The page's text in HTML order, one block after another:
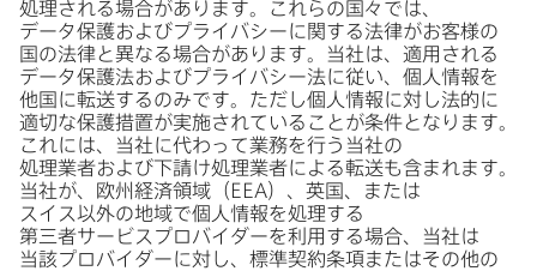
処理される​場合が​あります。​これらの​国々では、​
データ保護および​プライバシーに​関する​法律が​お客様の​
国の​法律と​異なる​場合が​あります。​当社は、​適用される​
データ保護法および​プライバシー法に​従い、​個人情報を​
他国に​転送する​のみです。​ただし個人情報に​対し法的に​
適切な​保護措置が​実施されている​ことが​条件と​なります。​
これには、​当社に​代わって​業務を​行う​当社の​
処理業者および​下請け処理業者に​よる​転送も​含まれます。​
当社が、​欧州経済領域​（ EEA）、​英国、​または​
スイス以外の​地域で​個人情報を​処理する​
第三者サービスプロバイダーを​利用する​場合、​当社は​
当該プロバイダーに​対し、​標準契約条項または​その​他の​